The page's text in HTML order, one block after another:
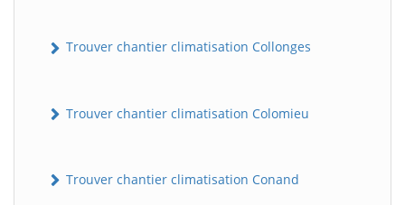
Trouver chantier climatisation Collonges
Trouver chantier climatisation Colomieu
Trouver chantier climatisation Conand